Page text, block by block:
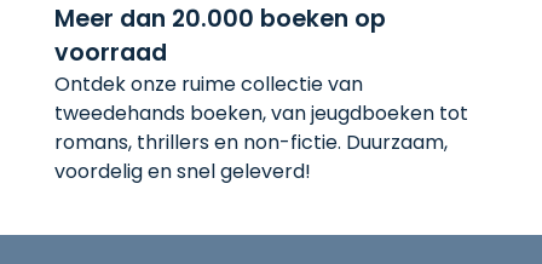
Meer dan 20.000 boeken op
voorraad
Ontdek onze ruime collectie van
tweedehands boeken, van jeugdboeken tot
romans, thrillers en non-fictie. Duurzaam,
voordelig en snel geleverd!